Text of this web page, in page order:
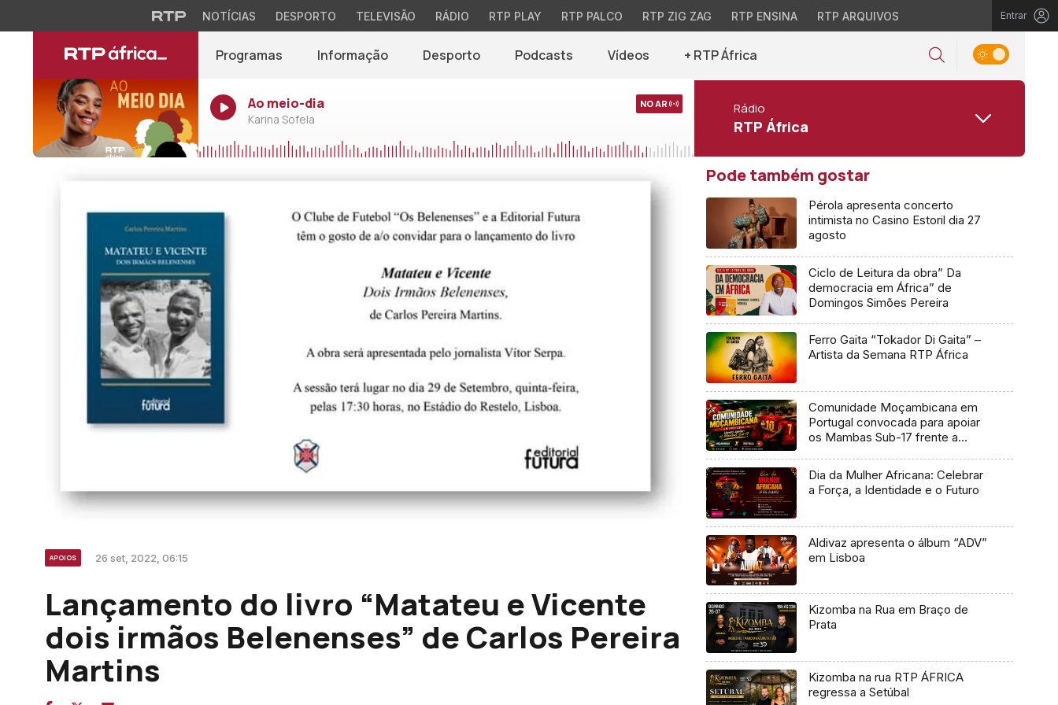
NOTÍCIAS DESPORTO TELEVISÃO RÁDIO RTP PLAY RTP PALCO RTP ZIG ZAG RTP ENSINA RTP ARQUIVOS Entrar
Programas Informação Desporto Podcasts Vídeos + RTP África
Ao meio-dia
Karina Sofela
NO AR Rádio
RTP África
APOIOS 26 set, 2022, 06:15
Lançamento do livro “Matateu e Vicente
dois irmãos Belenenses” de Carlos Pereira
Martins
Pode também gostar
Pérola apresenta concerto
intimista no Casino Estoril dia 27
agosto
Ciclo de Leitura da obra” Da
democracia em África” de
Domingos Simões Pereira
Ferro Gaita “Tokador Di Gaita” –
Artista da Semana RTP África
Comunidade Moçambicana em
Portugal convocada para apoiar
os Mambas Sub-17 frente a
Dia da Mulher Africana: Celebrar
a Força, a Identidade e o Futuro
Aldivaz apresenta o álbum “ADV”
em Lisboa
Kizomba na Rua em Braço de
Prata
Kizomba na rua RTP ÁFRICA
regressa a Setúbal